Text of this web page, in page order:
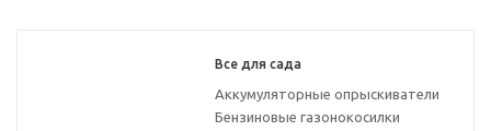
Все для сада
Аккумуляторные опрыскиватели
Бензиновые газонокосилки